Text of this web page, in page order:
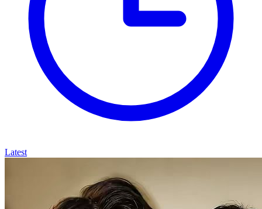
Latest